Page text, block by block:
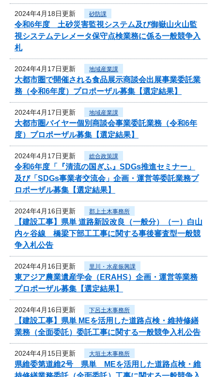
2024年4月18日更新 砂防課
令和6年度 土砂災害監視システム及び御嶽山火山監
視システムテレメータ保守点検業務に係る一般競争入
札
2024年4月17日更新 地域産業課
大都市圏で開催される食品展示商談会出展事業委託業
務（令和6年度）プロポーザル募集【選定結果】
2024年4月17日更新 地域産業課
大都市圏バイヤー個別商談会事業委託業務（令和6年
度）プロポーザル募集【選定結果】
2024年4月17日更新 総合政策課
令和6年度「『清流の国ぎふ』SDGs推進セミナー」
及び「SDGs事業者交流会」企画・運営等委託業務プ
ロポーザル募集【選定結果】
2024年4月16日更新 郡上土木事務所
【建設工事】県単 道路新設改良（一般分）（一）白山
内ヶ谷線 橋梁下部工工事に関する事後審査型一般競
争入札公告
2024年4月16日更新 里川・水産振興課
東アジア農業遺産学会（ERAHS）企画・運営等業務
プロポーザル募集【選定結果】
2024年4月16日更新 下呂土木事務所
【建設工事】県単 MEを活用した道路点検・維持修繕
業務（全面委託）委託工事に関する一般競争入札公告
2024年4月15日更新 大垣土木事務所
県維委第道維2号 県単 MEを活用した道路点検・維